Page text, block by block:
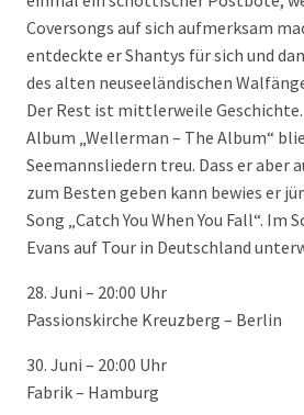
Coversongs auf sich aufmerksam
entdeckte er Shantys für sich und
des alten neuseeländischen
Der Rest ist mittlerweile
Album „Wellerman – The Album“
Seemannsliedern treu. Dass er aber
zum Besten geben kann bewies er
Song „Catch You When You Fall“. Im
Evans auf Tour in Deutschland
28. Juni – 20:00 Uhr
Passionskirche Kreuzberg – Berlin
30. Juni – 20:00 Uhr
Fabrik – Hamburg